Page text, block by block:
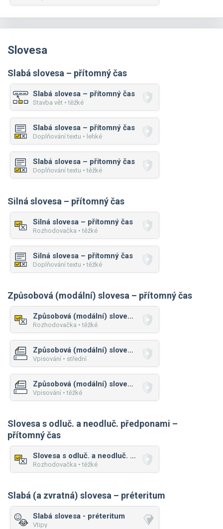
Slovesa
Slabá slovesa – přítomný čas
Slabá slovesa – přítomný čas
Stavba vět • těžké
Slabá slovesa – přítomný čas
Doplňování textu • lehké
Slabá slovesa – přítomný čas
Doplňování textu • těžké
Silná slovesa – přítomný čas
Silná slovesa – přítomný čas
Rozhodovačka • těžké
Silná slovesa – přítomný čas
Doplňování textu • těžké
Způsobová (modální) slovesa – přítomný čas
Způsobová (modální) slovesa – přítomný čas
Rozhodovačka • těžké
Způsobová (modální) slovesa – přítomný čas
Vpisování • střední
Způsobová (modální) slovesa – přítomný čas
Vpisování • těžké
Slovesa s odluč. a neodluč. předponami –
přítomný čas
Slovesa s odluč. a neodluč. předponami – přítomný čas
Rozhodovačka • těžké
Slabá (a zvratná) slovesa – préteritum
Slabá slovesa - préteritum
Vtipy